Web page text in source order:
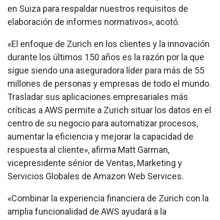
en Suiza para respaldar nuestros requisitos de
elaboración de informes normativos», acotó.
«El enfoque de Zurich en los clientes y la innovación
durante los últimos 150 años es la razón por la que
sigue siendo una aseguradora líder para más de 55
millones de personas y empresas de todo el mundo.
Trasladar sus aplicaciones empresariales más
críticas a AWS permite a Zurich situar los datos en el
centro de su negocio para automatizar procesos,
aumentar la eficiencia y mejorar la capacidad de
respuesta al cliente», afirma Matt Garman,
vicepresidente sénior de Ventas, Marketing y
Servicios Globales de Amazon Web Services.
«Combinar la experiencia financiera de Zurich con la
amplia funcionalidad de AWS ayudará a la